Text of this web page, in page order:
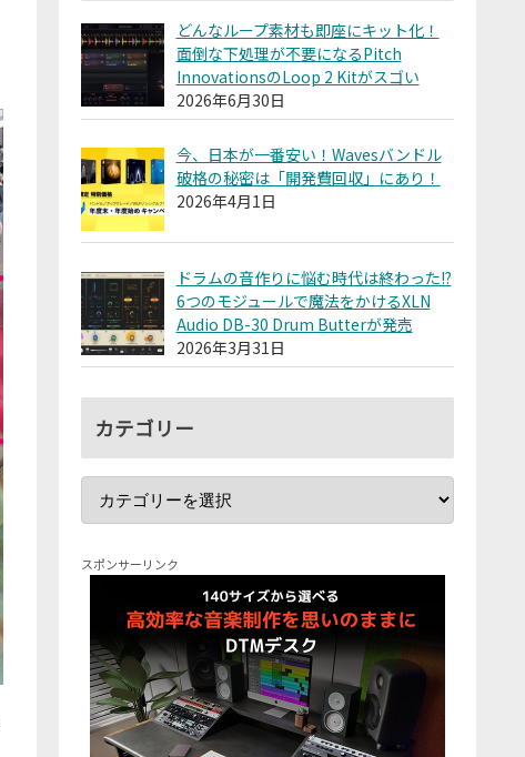
どんなループ素材も即座にキット化！
面倒な下処理が不要になるPitch
InnovationsのLoop 2 Kitがスゴい
2026年6月30日
今、日本が一番安い！Wavesバンドル
破格の秘密は「開発費回収」にあり！
2026年4月1日
ドラムの音作りに悩む時代は終わった!?
6つのモジュールで魔法をかけるXLN
Audio DB-30 Drum Butterが発売
2026年3月31日
カテゴリー
スポンサーリンク